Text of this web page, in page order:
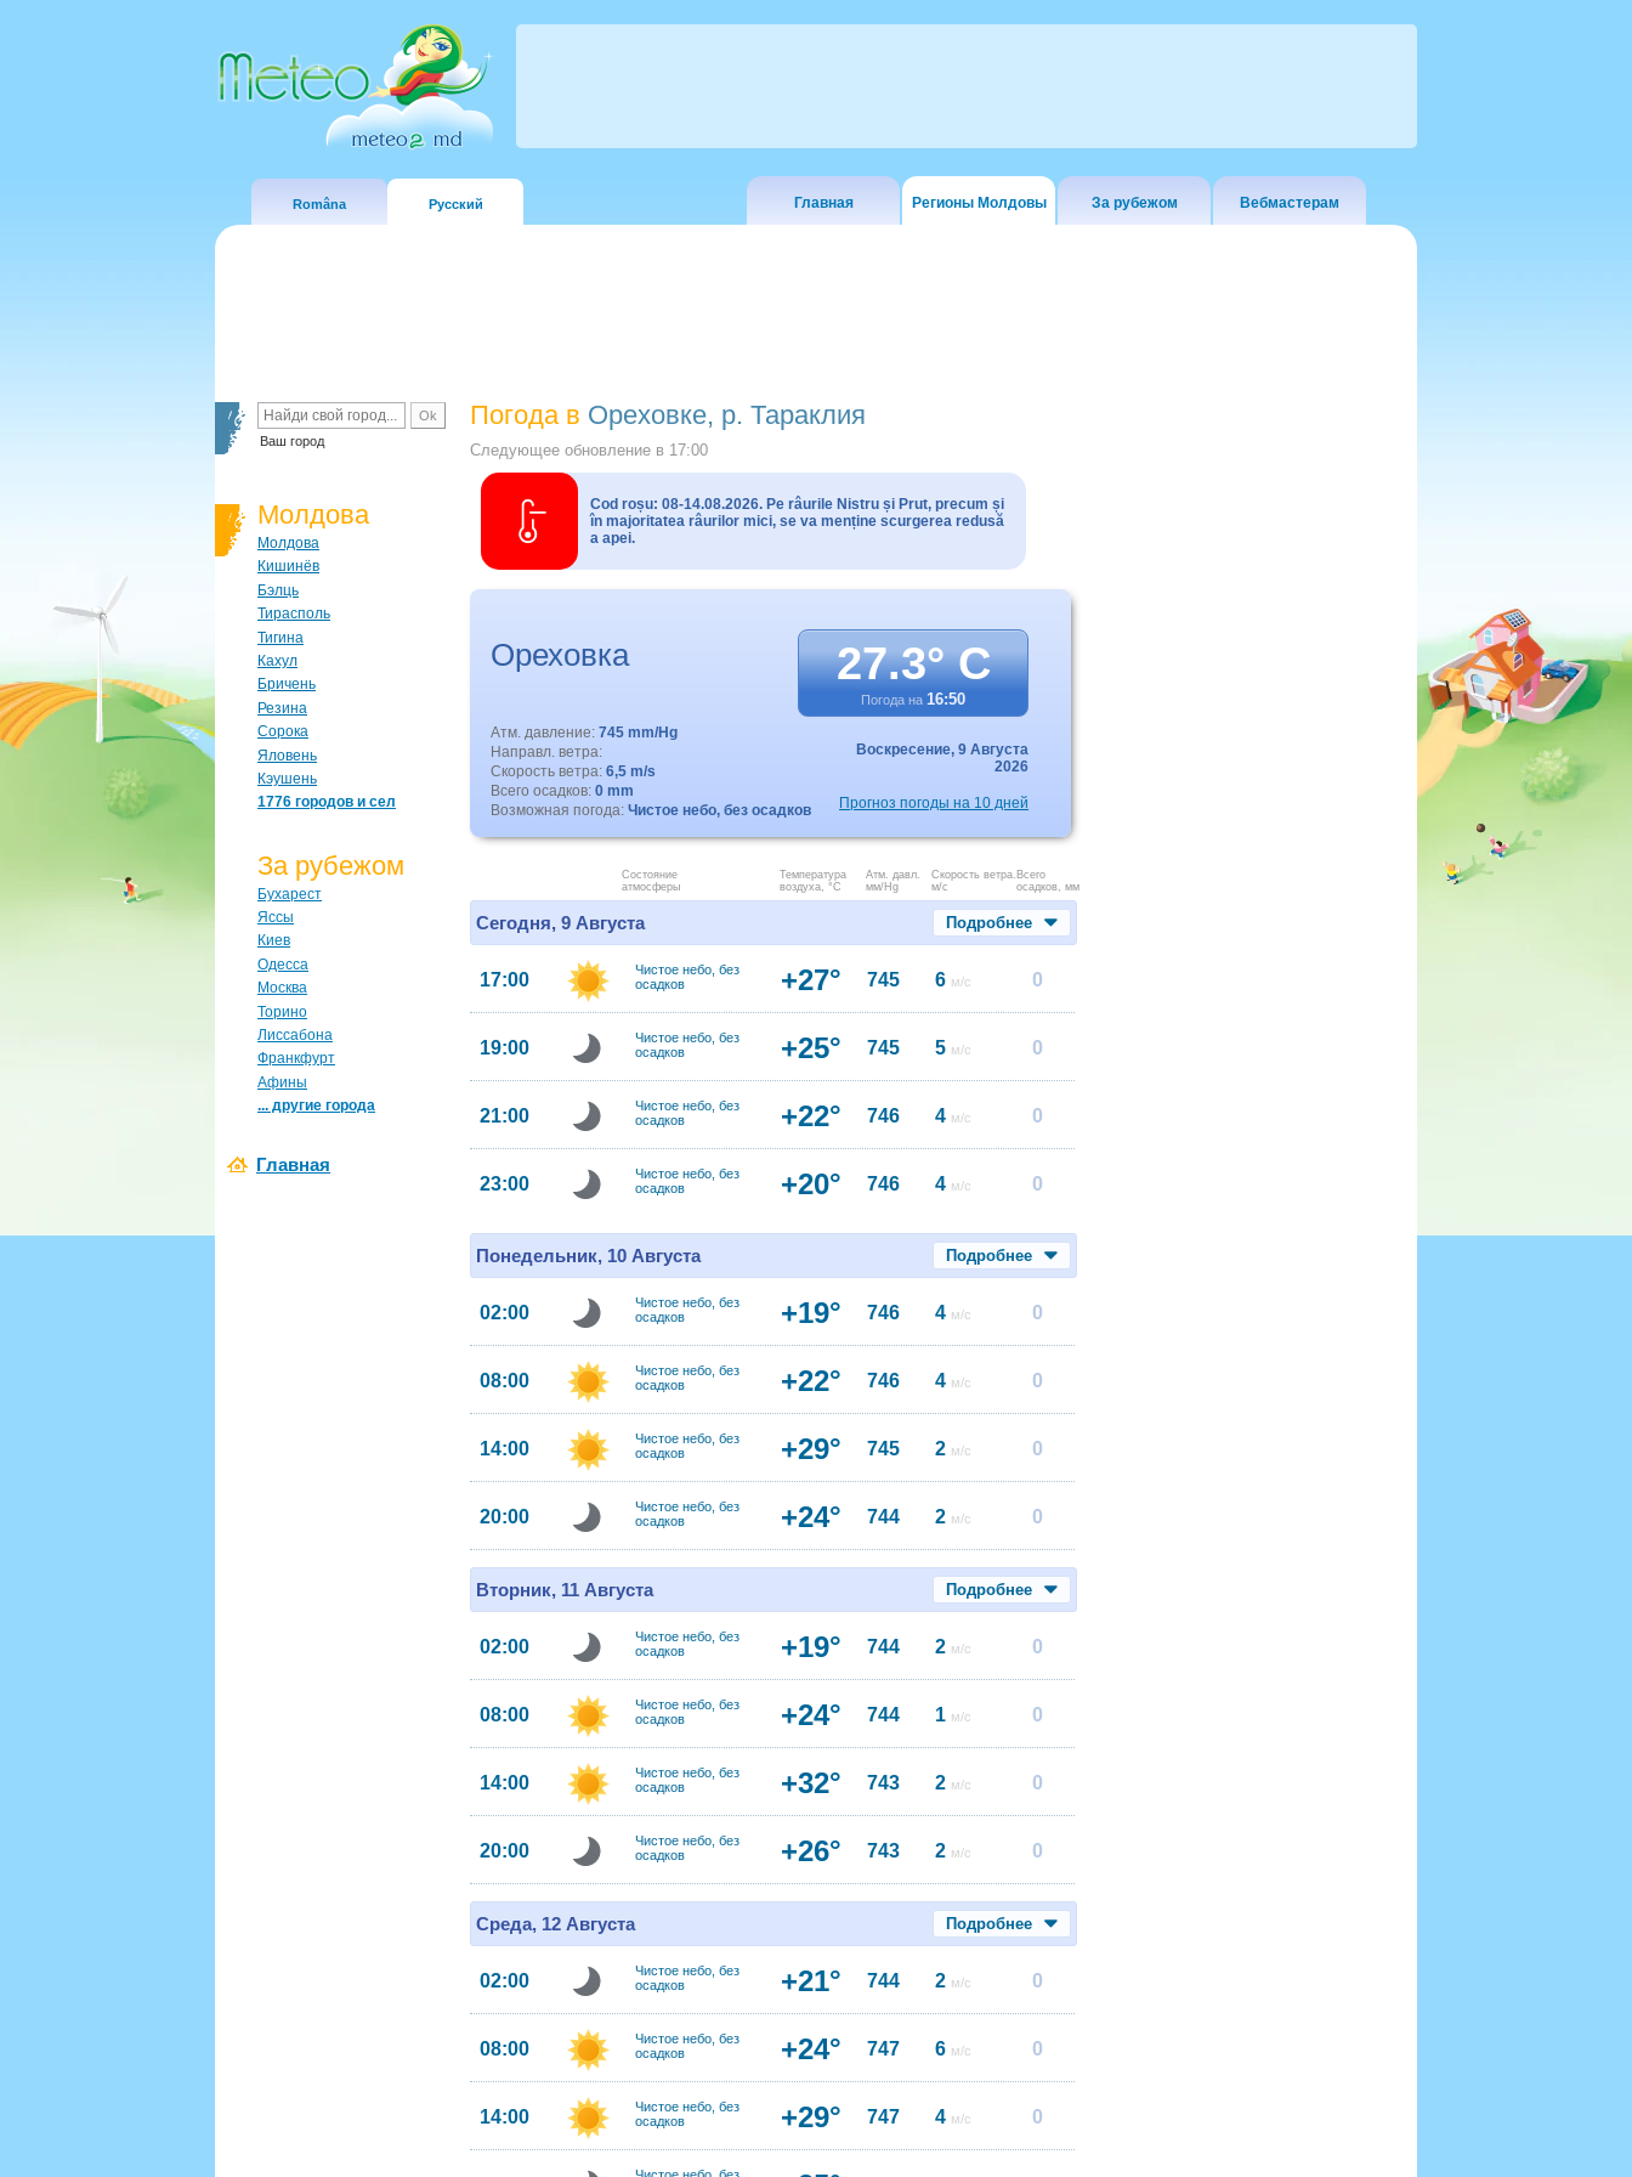
Româna Русский Главная Регионы Молдовы За рубежом Вебмастерам
Ваш город
Молдова
Молдова
Кишинёв
Бэлць
Тирасполь
Тигина
Кахул
Бричень
Резина
Сорока
Яловень
Кэушень
1776 городов и сел
За рубежом
Бухарест
Яссы
Киев
Одесса
Москва
Торино
Лиссабона
Франкфурт
Афины
... другие города
Главная
Погода в Ореховке, р. Тараклия
Следующее обновление в 17:00
Cod roșu: 08-14.08.2026. Pe râurile Nistru și Prut, precum și
în majoritatea râurilor mici, se va menține scurgerea redusă
a apei.
Ореховка 27.3° C
Погода на 16:50
Атм. давление: 745 mm/Hg
Направл. ветра:
Скорость ветра: 6,5 m/s
Всего осадков: 0 mm
Возможная погода: Чистое небо, без осадков
Воскресение, 9 Августа
2026
Прогноз погоды на 10 дней
Состояние
атмосферы
Температура
воздуха, °C
Атм. давл.
мм/Hg
Скорость ветра.
м/с
Всего
осадков, мм
Сегодня, 9 Августа Подробнее
17:00
Чистое небо, без
осадков
+27° 745 6 м/с 0
19:00
Чистое небо, без
осадков
+25° 745 5 м/с 0
21:00
Чистое небо, без
осадков
+22° 746 4 м/с 0
23:00
Чистое небо, без
осадков
+20° 746 4 м/с 0
Понедельник, 10 Августа Подробнее
02:00
Чистое небо, без
осадков
+19° 746 4 м/с 0
08:00
Чистое небо, без
осадков
+22° 746 4 м/с 0
14:00
Чистое небо, без
осадков
+29° 745 2 м/с 0
20:00
Чистое небо, без
осадков
+24° 744 2 м/с 0
Вторник, 11 Августа Подробнее
02:00
Чистое небо, без
осадков
+19° 744 2 м/с 0
08:00
Чистое небо, без
осадков
+24° 744 1 м/с 0
14:00
Чистое небо, без
осадков
+32° 743 2 м/с 0
20:00
Чистое небо, без
осадков
+26° 743 2 м/с 0
Среда, 12 Августа Подробнее
02:00
Чистое небо, без
осадков
+21° 744 2 м/с 0
08:00
Чистое небо, без
осадков
+24° 747 6 м/с 0
14:00
Чистое небо, без
осадков
+29° 747 4 м/с 0